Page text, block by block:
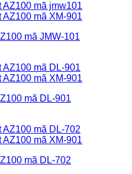
mã JMW-101
mã DL-901
mã DL-702